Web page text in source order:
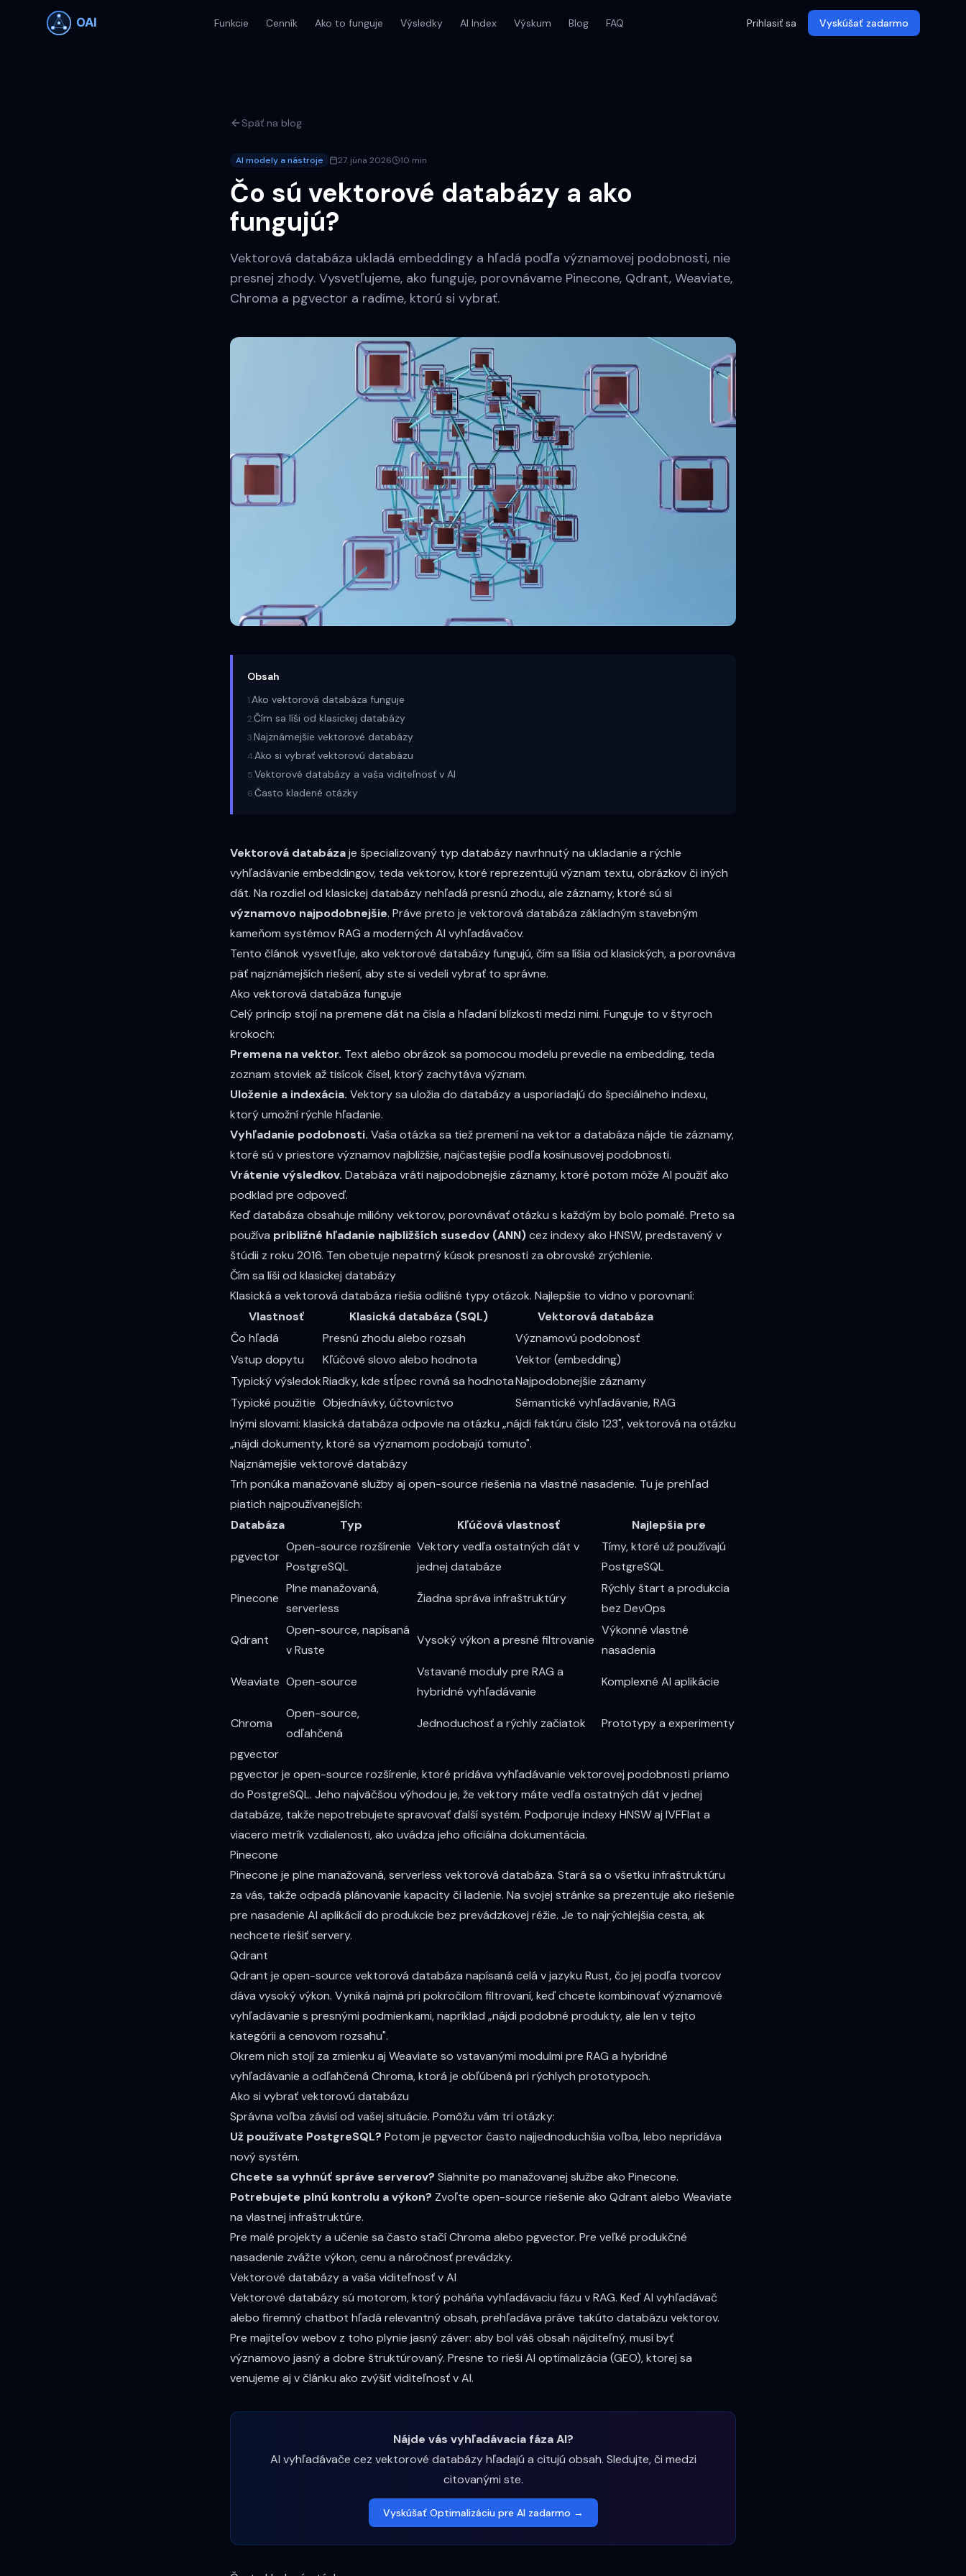
Funkcie Cenník Ako to funguje Výsledky AI Index Výskum Blog FAQ Prihlasiť sa Vyskúšať zadarmo
Späť na blog
AI modely a nástroje 27. júna 2026 10 min
Čo sú vektorové databázy a ako
fungujú?
Vektorová databáza ukladá embeddingy a hľadá podľa významovej podobnosti, nie
presnej zhody. Vysvetľujeme, ako funguje, porovnávame Pinecone, Qdrant, Weaviate,
Chroma a pgvector a radíme, ktorú si vybrať.
Obsah
1.Ako vektorová databáza funguje
2.Čím sa líši od klasickej databázy
3.Najznámejšie vektorové databázy
4.Ako si vybrať vektorovú databázu
5.Vektorové databázy a vaša viditeľnosť v AI
6.Často kladené otázky
Vektorová databázaje špecializovaný typ databázy navrhnutý na ukladanie a rýchle
vyhľadávanie embeddingov, teda vektorov, ktoré reprezentujú význam textu, obrázkov či iných
dát. Na rozdiel od klasickej databázy nehľadá presnú zhodu, ale záznamy, ktoré sú si
významovo najpodobnejšie. Práve preto je vektorová databáza základným stavebným
kameňom systémovRAG a moderných AI vyhľadávačov.
Tento článok vysvetľuje, ako vektorové databázy fungujú, čím sa líšia od klasických, a porovnáva
päť najznámejších riešení, aby ste si vedeli vybrať to správne.
Ako vektorová databáza funguje
Celý princíp stojí na premene dát na čísla a hľadaní blízkosti medzi nimi. Funguje to v štyroch
krokoch:
Premena na vektor. Text alebo obrázok sa pomocou modelu prevedie na embedding, teda
zoznam stoviek až tisícok čísel, ktorý zachytáva význam.
Uloženie a indexácia. Vektory sa uložia do databázy a usporiadajú do špeciálneho indexu,
ktorý umožní rýchle hľadanie.
Vyhľadanie podobnosti. Vaša otázka sa tiež premení na vektor a databáza nájde tie záznamy,
ktoré sú v priestore významov najbližšie, najčastejšie podľa kosínusovej podobnosti.
Vrátenie výsledkov. Databáza vráti najpodobnejšie záznamy, ktoré potom môže AI použiť ako
podklad pre odpoveď.
Keď databáza obsahuje milióny vektorov, porovnávať otázku s každým by bolo pomalé. Preto sa
používa približné hľadanie najbližších susedov (ANN)cez indexy ako HNSW, predstavený v
štúdii z roku 2016. Ten obetuje nepatrný kúsok presnosti za obrovské zrýchlenie.
Čím sa líši od klasickej databázy
Klasická a vektorová databáza riešia odlišné typy otázok. Najlepšie to vidno v porovnaní:
Vlastnosť
Klasická databáza (SQL)
Vektorová databáza
Čo hľadá
Presnú zhodu alebo rozsah
Významovú podobnosť
Vstup dopytu
Kľúčové slovo alebo hodnota
Vektor (embedding)
Typický výsledokRiadky, kde stĺpec rovná sa hodnotaNajpodobnejšie záznamy
Typické použitie Objednávky, účtovníctvo
Sémantické vyhľadávanie, RAG
Inými slovami: klasická databáza odpovie na otázku „nájdi faktúru číslo 123", vektorová na otázku
„nájdi dokumenty, ktoré sa významom podobajú tomuto".
Najznámejšie vektorové databázy
Trh ponúka manažované služby aj open-source riešenia na vlastné nasadenie. Tu je prehľad
piatich najpoužívanejších:
Databáza
Typ Kľúčová vlastnosť Najlepšia pre
pgvector
Open-source rozšírenie
PostgreSQL
Vektory vedľa ostatných dát v
jednej databáze
Tímy, ktoré už používajú
PostgreSQL
Pinecone
Plne manažovaná,
serverless
Žiadna správa infraštruktúry
Rýchly štart a produkcia
bez DevOps
Qdrant
Open-source, napísaná
v Ruste
Vysoký výkon a presné filtrovanie
Výkonné vlastné
nasadenia
Weaviate Open-source
Vstavané moduly pre RAG a
hybridné vyhľadávanie
Komplexné AI aplikácie
Chroma
Open-source,
odľahčená
Jednoduchosť a rýchly začiatok Prototypy a experimenty
pgvector
pgvector je open-source rozšírenie, ktoré pridáva vyhľadávanie vektorovej podobnosti priamo
do PostgreSQL. Jeho najväčšou výhodou je, že vektory máte vedľa ostatných dát v jednej
databáze, takže nepotrebujete spravovať ďalší systém. Podporuje indexy HNSW aj IVFFlat a
viacero metrík vzdialenosti, ako uvádza jeho oficiálna dokumentácia.
Pinecone
Pinecone je plne manažovaná, serverless vektorová databáza. Stará sa o všetku infraštruktúru
za vás, takže odpadá plánovanie kapacity či ladenie. Na svojej stránke sa prezentuje ako riešenie
pre nasadenie AI aplikácií do produkcie bez prevádzkovej réžie. Je to najrýchlejšia cesta, ak
nechcete riešiť servery.
Qdrant
Qdrant je open-source vektorová databáza napísaná celá v jazyku Rust, čo jej podľa tvorcov
dáva vysoký výkon. Vyniká najmä pri pokročilom filtrovaní, keď chcete kombinovať významové
vyhľadávanie s presnými podmienkami, napríklad „nájdi podobné produkty, ale len v tejto
kategórii a cenovom rozsahu".
Okrem nich stojí za zmienku aj Weaviate so vstavanými modulmi pre RAG a hybridné
vyhľadávanie a odľahčená Chroma, ktorá je obľúbená pri rýchlych prototypoch.
Ako si vybrať vektorovú databázu
Správna voľba závisí od vašej situácie. Pomôžu vám tri otázky:
Už používate PostgreSQL? Potom je pgvector často najjednoduchšia voľba, lebo nepridáva
nový systém.
Chcete sa vyhnúť správe serverov? Siahnite po manažovanej službe ako Pinecone.
Potrebujete plnú kontrolu a výkon? Zvoľte open-source riešenie ako Qdrant alebo Weaviate
na vlastnej infraštruktúre.
Pre malé projekty a učenie sa často stačí Chroma alebo pgvector. Pre veľké produkčné
nasadenie zvážte výkon, cenu a náročnosť prevádzky.
Vektorové databázy a vaša viditeľnosť v AI
Vektorové databázy sú motorom, ktorý poháňa vyhľadávaciu fázu vRAG. Keď AI vyhľadávač
alebo firemný chatbot hľadá relevantný obsah, prehľadáva práve takúto databázu vektorov.
Pre majiteľov webov z toho plynie jasný záver: aby bol váš obsah nájditeľný, musí byť
významovo jasný a dobre štruktúrovaný. Presne to rieši AI optimalizácia (GEO), ktorej sa
venujeme aj v článku ako zvýšiť viditeľnosť v AI.
Nájde vás vyhľadávacia fáza AI?
AI vyhľadávače cez vektorové databázy hľadajú a citujú obsah. Sledujte, či medzi
citovanými ste.
Vyskúšať Optimalizáciu pre AI zadarmo →